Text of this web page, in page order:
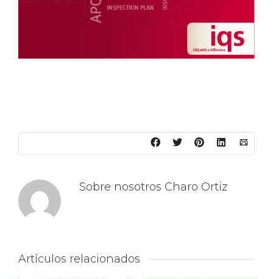
Sobre nosotros Charo Ortiz
Artículos relacionados